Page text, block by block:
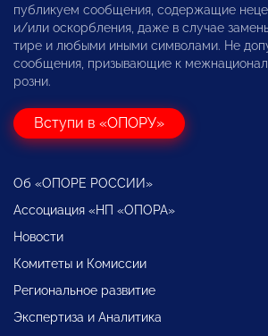
публикуем сообщения, содержащие
и/или оскорбления, даже в случае
тире и любыми иными символами. Не
сообщения, призывающие к
розни.
Вступи в «ОПОРУ»
Об «ОПОРЕ РОССИИ»
Ассоциация «НП «ОПОРА»
Новости
Комитеты и Комиссии
Региональное развитие
Экспертиза и Аналитика